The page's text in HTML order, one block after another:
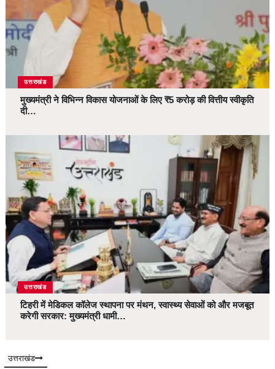
उत्तराखंड
मुख्यमंत्री ने विभिन्न विकास योजनाओं के लिए ₹5 करोड़ की वित्तीय स्वीकृति
दी…
उत्तराखंड
टिहरी में मेडिकल कॉलेज स्थापना पर मंथन, स्वास्थ्य सेवाओं को और मजबूत
करेगी सरकार: मुख्यमंत्री धामी…
उत्तराखंड